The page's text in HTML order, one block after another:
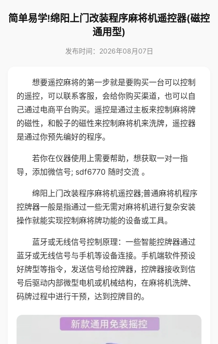
简单易学!绵阳上门改装程序麻将机遥控器(磁控
通用型)
发布时间：2026年08月07日
想要遥控麻将的第一步就是要购买一台可以控制
的遥控，可以联系客服，会给你购买渠道，也可以自
己通过电商平台购买。遥控是通过主板来控制麻将牌
的磁性，和骰子的磁性来控制麻将机来洗牌，遥控器
是通过你预先编好的程序。
若你在仪器使用上需要帮助，想获取一对一指
导，添加微信号; sdf6770 随时交流 。
绵阳上门改装程序麻将机遥控器;普通麻将机程序
控牌器一般是指通过一些无需对麻将机进行复杂安装
操作就能实现控制麻将牌功能的设备或工具。
蓝牙或无线信号控制原理：一些智能控牌器通过
蓝牙或无线信号与手机等设备连接。手机端软件预设
好牌型等指令，发送信号给控牌器，控牌器接收到信
号后驱动内部微型电机或机械结构，在麻将机洗牌、
码牌过程中进行干预，达到控牌目的。